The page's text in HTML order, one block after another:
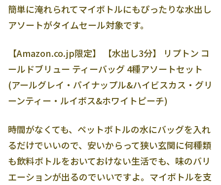
簡単に淹れられてマイボトルにもぴったりな水出し
アソートがタイムセール対象です。
【Amazon.co.jp限定】 【水出し3分】 リプトン コ
ールドブリュー ティーバッグ 4種アソートセット
(アールグレイ・パイナップル&ハイビスカス・グリ
ーンティー・ルイボス&ホワイトピーチ)
時間がなくても、ペットボトルの水にバッグを入れ
るだけでいいので、安いからって狭い玄関に何種類
も飲料ボトルをおいておけない生活でも、味のバリ
エーションが出るのでいいですよ。マイボトルを支